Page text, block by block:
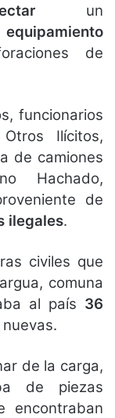
un
de
funcionarios
Ilícitos,
de camiones
Hachado,
de
ilegales.
civiles que
comuna
al país 36
de la carga,
de piezas